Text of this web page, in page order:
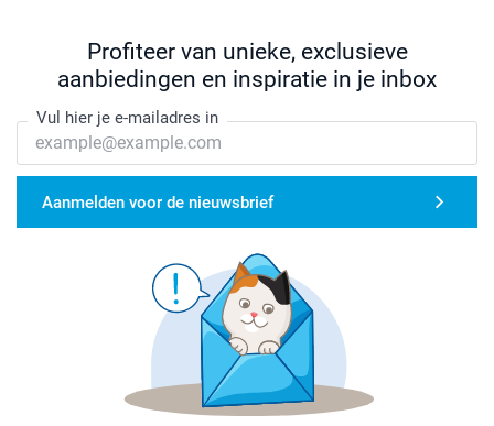
Profiteer van unieke, exclusieve
aanbiedingen en inspiratie in je inbox
Vul hier je e-mailadres in
Aanmelden voor de nieuwsbrief